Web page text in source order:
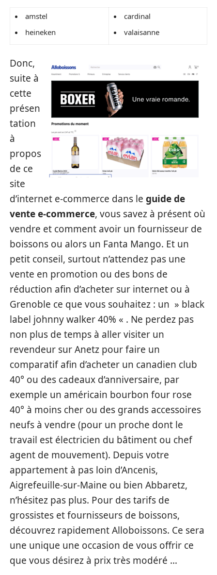
amstel
heineken
cardinal
valaisanne
Donc,
suite à
cette
présen
tation
à
propos
de ce
site
d’internet e-commerce dans le guide de
vente e-commerce, vous savez à présent où
vendre et comment avoir un fournisseur de
boissons ou alors un Fanta Mango. Et un
petit conseil, surtout n’attendez pas une
vente en promotion ou des bons de
réduction afin d’acheter sur internet ou à
Grenoble ce que vous souhaitez : un » black
label johnny walker 40% « . Ne perdez pas
non plus de temps à aller visiter un
revendeur sur Anetz pour faire un
comparatif afin d’acheter un canadien club
40° ou des cadeaux d’anniversaire, par
exemple un américain bourbon four rose
40° à moins cher ou des grands accessoires
neufs à vendre (pour un proche dont le
travail est électricien du bâtiment ou chef
agent de mouvement). Depuis votre
appartement à pas loin d’Ancenis,
Aigrefeuille-sur-Maine ou bien Abbaretz,
n’hésitez pas plus. Pour des tarifs de
grossistes et fournisseurs de boissons,
découvrez rapidement Alloboissons. Ce sera
une unique une occasion de vous offrir ce
que vous désirez à prix très modéré …